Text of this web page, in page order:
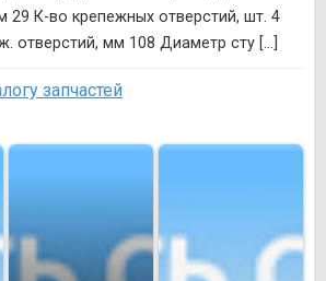
29 К-во крепежных отверстий, шт. 4
отверстий, мм 108 Диаметр сту [...]
запчастей